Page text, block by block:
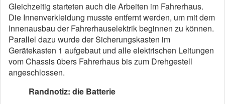
Gleichzeitig starteten auch die Arbeiten im Fahrerhaus.
Die Innenverkleidung musste entfernt werden, um mit dem
Innenausbau der Fahrerhauselektrik beginnen zu können.
Parallel dazu wurde der Sicherungskasten im
Gerätekasten 1 aufgebaut und alle elektrischen Leitungen
vom Chassis übers Fahrerhaus bis zum Drehgestell
angeschlossen.
Randnotiz: die Batterie